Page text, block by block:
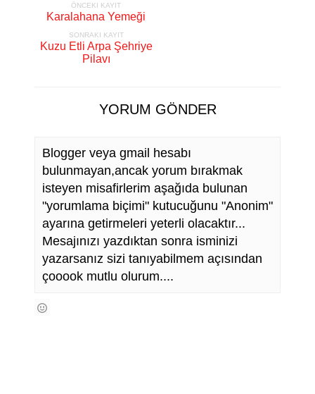
ÖNCEKI KAYIT
Karalahana Yemeği
SONRAKI KAYIT
Kuzu Etli Arpa Şehriye
Pilavı
YORUM GÖNDER
Blogger veya gmail hesabı
bulunmayan,ancak yorum bırakmak
isteyen misafirlerim aşağıda bulunan
"yorumlama biçimi" kutucuğunu "Anonim"
ayarına getirmeleri yeterli olacaktır...
Mesajınızı yazdıktan sonra isminizi
yazarsanız sizi tanıyabilmem açısından
çooook mutlu olurum....